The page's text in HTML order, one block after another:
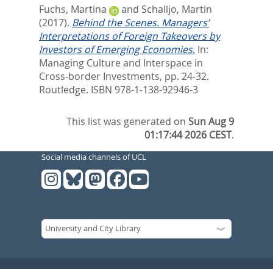
Fuchs, Martina
and Schalljo, Martin
(2017). Behind the Scenes. Managers’
Interpretations of Foreign Takeovers by
Investors of Emerging Economies. In:
Managing Culture and Interspace in
Cross-border Investments, pp. 24-32.
Routledge. ISBN 978-1-138-92946-3
This list was generated onSun Aug 9
01:17:44 2026 CEST.
Social media channels of UCL